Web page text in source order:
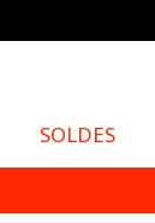
SOLDES